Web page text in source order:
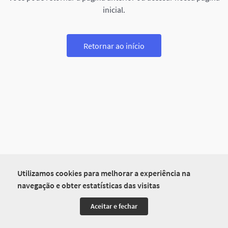
Utilizamos cookies para melhorar a experiência na
navegação e obter estatísticas das visitas
Aceitar e fechar
inicial.
Retornar ao início